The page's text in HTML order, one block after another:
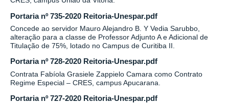
Portaria nº 735-2020 Reitoria-Unespar.pdf
Concede ao servidor Mauro Alejandro B. Y Vedia Sarubbo,
alteração para a classe de Professor Adjunto A e Adicional de
Titulação de 75%, lotado no Campus de Curitiba II.
Portaria nº 728-2020 Reitoria-Unespar.pdf
Contrata Fabíola Grasiele Zappielo Camara como Contrato
Regime Especial – CRES, campus Apucarana.
Portaria nº 727-2020 Reitoria-Unespar.pdf